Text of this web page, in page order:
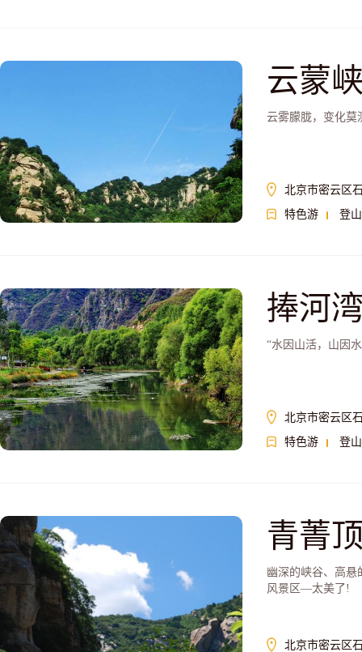
云蒙
云雾朦胧，变化莫
北京市密云区
特色游
登山
捧河
“水因山活，山因
北京市密云区
特色游
登山
青菁
幽深的峡谷、高
风景区—太美了!
北京市密云区